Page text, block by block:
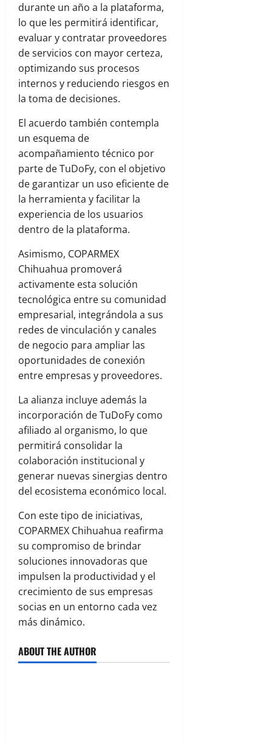
durante un año a la plataforma,
lo que les permitirá identificar,
evaluar y contratar proveedores
de servicios con mayor certeza,
optimizando sus procesos
internos y reduciendo riesgos en
la toma de decisiones.
El acuerdo también contempla
un esquema de
acompañamiento técnico por
parte de TuDoFy, con el objetivo
de garantizar un uso eficiente de
la herramienta y facilitar la
experiencia de los usuarios
dentro de la plataforma.
Asimismo, COPARMEX
Chihuahua promoverá
activamente esta solución
tecnológica entre su comunidad
empresarial, integrándola a sus
redes de vinculación y canales
de negocio para ampliar las
oportunidades de conexión
entre empresas y proveedores.
La alianza incluye además la
incorporación de TuDoFy como
afiliado al organismo, lo que
permitirá consolidar la
colaboración institucional y
generar nuevas sinergias dentro
del ecosistema económico local.
Con este tipo de iniciativas,
COPARMEX Chihuahua reafirma
su compromiso de brindar
soluciones innovadoras que
impulsen la productividad y el
crecimiento de sus empresas
socias en un entorno cada vez
más dinámico.
ABOUT THE AUTHOR